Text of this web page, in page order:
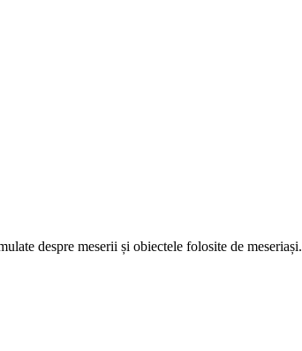
despre meserii și obiectele folosite de meseriași.